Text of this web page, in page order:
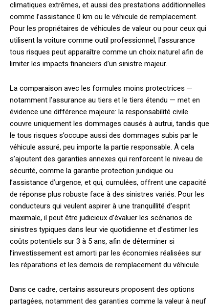
climatiques extrêmes, et aussi des prestations additionnelles
comme l’assistance 0 km ou le véhicule de remplacement.
Pour les propriétaires de véhicules de valeur ou pour ceux qui
utilisent la voiture comme outil professionnel, l’assurance
tous risques peut apparaître comme un choix naturel afin de
limiter les impacts financiers d’un sinistre majeur.
La comparaison avec les formules moins protectrices —
notamment l’assurance au tiers et le tiers étendu — met en
évidence une différence majeure: la responsabilité civile
couvre uniquement les dommages causés à autrui, tandis que
le tous risques s’occupe aussi des dommages subis par le
véhicule assuré, peu importe la partie responsable. À cela
s’ajoutent des garanties annexes qui renforcent le niveau de
sécurité, comme la garantie protection juridique ou
l’assistance d’urgence, et qui, cumulées, offrent une capacité
de réponse plus robuste face à des sinistres variés. Pour les
conducteurs qui veulent aspirer à une tranquillité d’esprit
maximale, il peut être judicieux d’évaluer les scénarios de
sinistres typiques dans leur vie quotidienne et d’estimer les
coûts potentiels sur 3 à 5 ans, afin de déterminer si
l’investissement est amorti par les économies réalisées sur
les réparations et les demois de remplacement du véhicule.
Dans ce cadre, certains assureurs proposent des options
partagées, notamment des garanties comme la valeur à neuf